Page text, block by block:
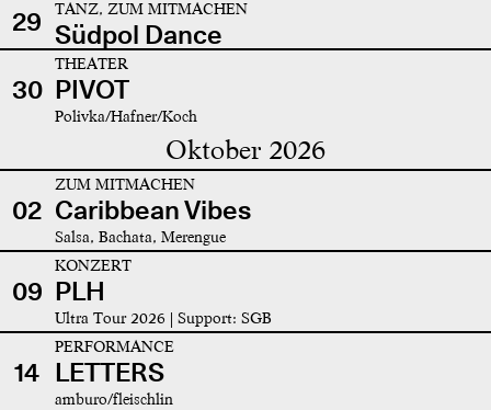
29 TANZ, ZUM MITMACHEN
Südpol Dance
30
THEATER
PIVOT
Polivka/Hafner/Koch
Oktober 2026
02
ZUM MITMACHEN
Caribbean Vibes
Salsa, Bachata, Merengue
09
KONZERT
PLH
Ultra Tour 2026 | Support: SGB
14
PERFORMANCE
LETTERS
amburo/fleischlin